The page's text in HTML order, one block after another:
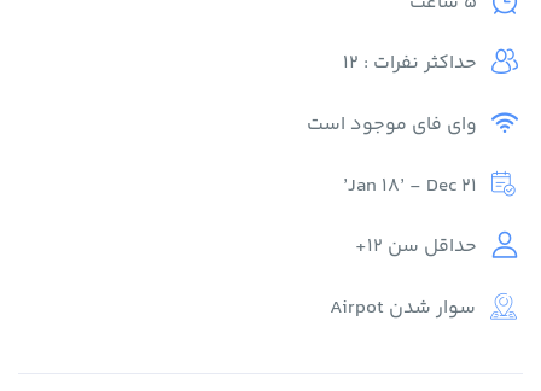
حداکثر نفرات : 12
وای فای موجود است
Jan 18’ - Dec 21’
حداقل سن 12+
سوار شدن Airpot